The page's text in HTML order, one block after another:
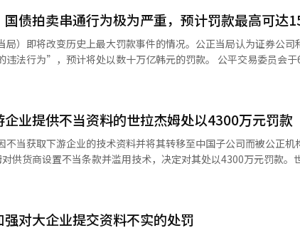
原本规定，无论是否存在过失，因未加密的无线网络（Wi-Fi）或私
事故，服务提供商均可免责。公平交易委员会对此进行了修正，要
原因进行责任分担。关于用户的用户名及密码责任转嫁条款也进行
题完全归咎于用户，只有在服务提供商故意或重大过失的情况下才
了服务提供商因过失造成的损害责任范围，以消除不公平性。此外
求明确为减免理由，而非免责。在条款修订或合同解除时，客户在
也得到了改善。只有在事先明确告知客户在一定期限内未表明意向
委员会相关人士表示：“此次措施是对与国民生活密切相关的通信
管理责任。未来，我们将继续检查不公平条款，以保护消费者权益
（AI）系统翻译与编辑。
债拍卖串通行为极为严重，预计罚款最高可达
局）即将改变历史上最大罚款事件的情况。公正当局认为证券公司
将处以数十万亿韩元的罚款。 公平交易委员会于6日在政府世宗大厦举行
的背景简报。早在去年3月，公平交易委员会已向国债专业交易商（
△国民银行 △农协 △中小企业银行 △ 하나银行 △产业银行。 政府为筹集资金而发行
式，出价最低的公司将中标，只有18家经政府认证的公司（PD）
外。 公平交易委员会的审查员认为，这些公司在2020年1月至
国债拍卖，并进行了串通和信息交换的违法行为。 审查员还判断，他们的行为属于
严重的违法行为”。此外，审查员建议采取整改措施、处以罚款
理论上可能接近15万亿韩元。公平交易委员会相关人士表示：“委
业提供不当资料的世拉杰姆处以4300万元罚款
获取下游企业的技术资料并将其转移至中国子公司而被公正机构查处。 公平交
供货商设置不当条款并滥用技术，决定对其处以4300万元罚款。
擅自将其中7份提供给中国法人。同时，世拉杰姆还要求供货商提供
对大企业提交资料不实的处罚